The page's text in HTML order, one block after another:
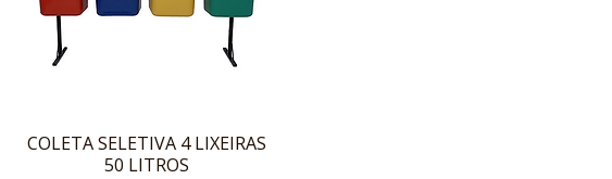
COLETA SELETIVA 4 LIXEIRAS
50 LITROS